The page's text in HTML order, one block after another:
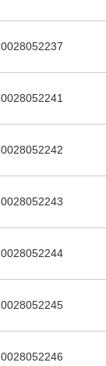
0028052237
0028052241
0028052242
0028052243
0028052244
0028052245
0028052246